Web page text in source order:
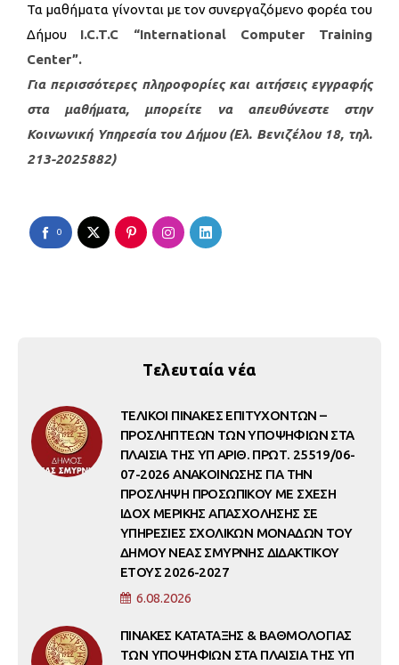
Τα μαθήματα γίνονται με τον συνεργαζόμενο φορέα του
Δήμου I.C.T.C “International Computer Training
Center”.
Για περισσότερες πληροφορίες και αιτήσεις εγγραφής
στα μαθήματα, μπορείτε να απευθύνεστε στην
Κοινωνική Υπηρεσία του Δήμου (Ελ. Βενιζέλου 18, τηλ.
213-2025882)
0
Τελευταία νέα
ΤΕΛΙΚΟΙ ΠΙΝΑΚΕΣ ΕΠΙΤΥΧΟΝΤΩΝ –
ΠΡΟΣΛΗΠΤΕΩΝ ΤΩΝ ΥΠΟΨΗΦΙΩΝ ΣΤΑ
ΠΛΑΙΣΙΑ ΤΗΣ ΥΠ ΑΡΙΘ. ΠΡΩΤ. 25519/06-
07-2026 ΑΝΑΚΟΙΝΩΣΗΣ ΓΙΑ ΤΗΝ
ΠΡΟΣΛΗΨΗ ΠΡΟΣΩΠΙΚΟΥ ΜΕ ΣΧΕΣΗ
ΙΔΟΧ ΜΕΡΙΚΗΣ ΑΠΑΣΧΟΛΗΣΗΣ ΣΕ
ΥΠΗΡΕΣΙΕΣ ΣΧΟΛΙΚΩΝ ΜΟΝΑΔΩΝ ΤΟΥ
ΔΗΜΟΥ ΝΕΑΣ ΣΜΥΡΝΗΣ ΔΙΔΑΚΤΙΚΟΥ
ΕΤΟΥΣ 2026-2027
6.08.2026
ΠΙΝΑΚΕΣ ΚΑΤΑΤΑΞΗΣ & ΒΑΘΜΟΛΟΓΙΑΣ
ΤΩΝ ΥΠΟΨΗΦΙΩΝ ΣΤΑ ΠΛΑΙΣΙΑ ΤΗΣ ΥΠ